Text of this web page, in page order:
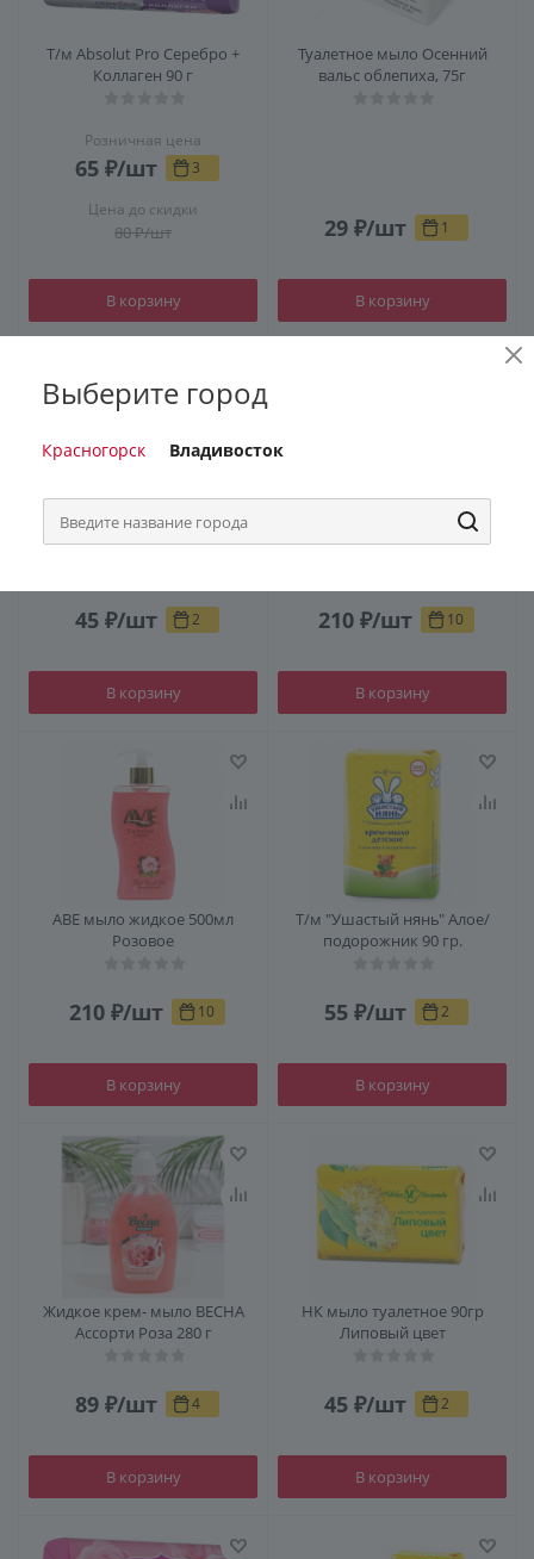
Т/м Absolut Pro Серебро +
Коллаген 90 г
Розничная цена
65 ₽/шт 3
Цена до скидки
80₽/шт
В корзину
Туалетное мыло Осенний
вальс облепиха, 75г
29 ₽/шт 1
В корзину
НК Дивный сад 90гр мыло
туалетное Яблоко
45 ₽/шт 2
В корзину
АВЕ мыло жидкое 500мл
Голубое
210 ₽/шт 10
В корзину
АВЕ мыло жидкое 500мл
Розовое
210 ₽/шт 10
В корзину
Т/м "Ушастый нянь" Алое/
подорожник 90 гр.
55 ₽/шт 2
В корзину
Жидкое крем- мыло ВЕСНА
Ассорти Роза 280 г
89 ₽/шт 4
В корзину
НК мыло туалетное 90гр
Липовый цвет
45 ₽/шт 2
В корзину
Выберите город
Красногорск Владивосток